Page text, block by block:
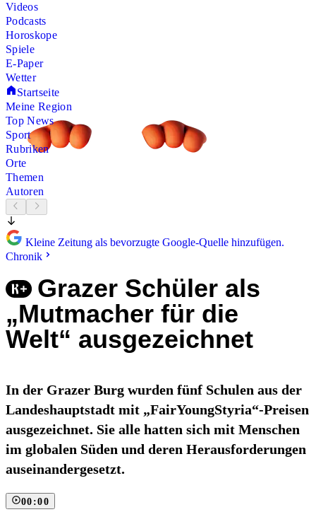
Videos
Podcasts
Horoskope
Spiele
E-Paper
Wetter
Startseite
Meine Region
Top News
Sport
Rubriken
Orte
Themen
Autoren
Kleine Zeitung als bevorzugte Google-Quelle hinzufügen.
Chronik
Grazer Schüler als
„Mutmacher für die
Welt“ ausgezeichnet
In der Grazer Burg wurden fünf Schulen aus der
Landeshauptstadt mit „FairYoungStyria“-Preisen
ausgezeichnet. Sie alle hatten sich mit Menschen
im globalen Süden und deren Herausforderungen
auseinandergesetzt.
00:00